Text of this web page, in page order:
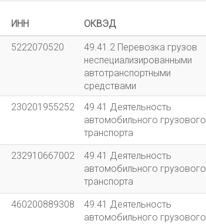
ИНН ОКВЭД
5222070520
49.41.2 Перевозка грузов
неспециализированными
автотранспортными
средствами
230201955252
49.41 Деятельность
автомобильного грузового
транспорта
232910667002
49.41 Деятельность
автомобильного грузового
транспорта
460200889308
49.41 Деятельность
автомобильного грузового